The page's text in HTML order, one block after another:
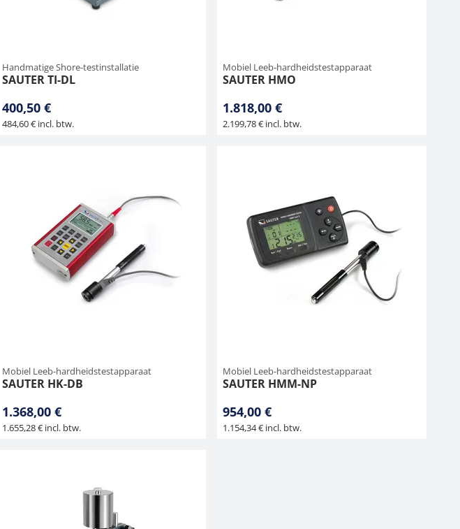
Handmatige Shore-testinstallatie
SAUTER TI-DL
400,50 €
484,60 € incl. btw.
Mobiel Leeb-hardheidstestapparaat
SAUTER HMO
1.818,00 €
2.199,78 € incl. btw.
Mobiel Leeb-hardheidstestapparaat
SAUTER HK-DB
1.368,00 €
1.655,28 € incl. btw.
Mobiel Leeb-hardheidstestapparaat
SAUTER HMM-NP
954,00 €
1.154,34 € incl. btw.